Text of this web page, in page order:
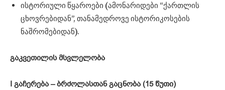
ისტორიული წყაროები (ამონარიდები “ქართლის
ცხოვრებიდან”, თანამედროვე ისტორიკოსების
ნაშრომებიდან).
გაკვეთილისმსვლელობა
I გაჩერება –ბრძოლასთანგაცნობა (15 წუთი)